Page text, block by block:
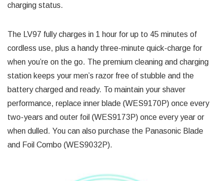
charging status.
The LV97 fully charges in 1 hour for up to 45 minutes of
cordless use, plus a handy three-minute quick-charge for
when you’re on the go. The premium cleaning and charging
station keeps your men’s razor free of stubble and the
battery charged and ready. To maintain your shaver
performance, replace inner blade (WES9170P) once every
two-years and outer foil (WES9173P) once every year or
when dulled. You can also purchase the Panasonic Blade
and Foil Combo (WES9032P).